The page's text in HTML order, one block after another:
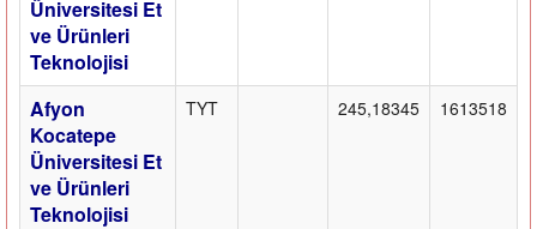
Üniversitesi Et
ve Ürünleri
Teknolojisi
Afyon
Kocatepe
Üniversitesi Et
ve Ürünleri
Teknolojisi
TYT 245,18345 1613518